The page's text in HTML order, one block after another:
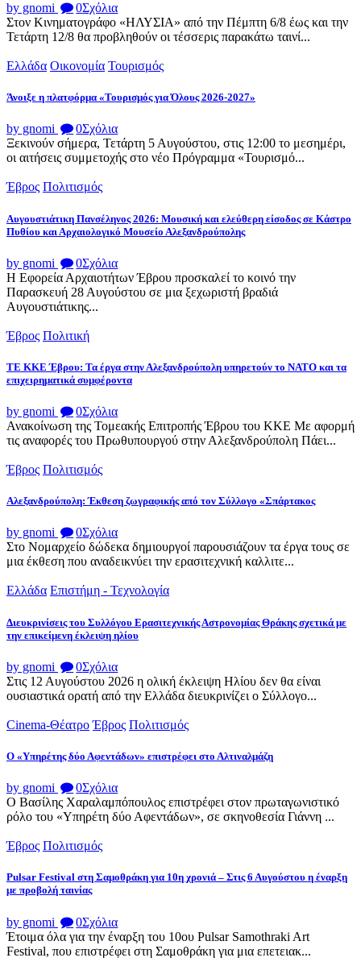
by gnomi 0Σχόλια
Στον Κινηματογράφο «ΗΛΥΣΙΑ» από την Πέμπτη 6/8 έως και την
Τετάρτη 12/8 θα προβληθούν οι τέσσερις παρακάτω ταινί...
Ελλάδα Οικονομία Τουρισμός
Άνοιξε η πλατφόρμα «Τουρισμός για Όλους 2026-2027»
by gnomi 0Σχόλια
Ξεκινούν σήμερα, Τετάρτη 5 Αυγούστου, στις 12:00 το μεσημέρι,
οι αιτήσεις συμμετοχής στο νέο Πρόγραμμα «Τουρισμό...
Έβρος Πολιτισμός
Αυγουστιάτικη Πανσέληνος 2026: Μουσική και ελεύθερη είσοδος σε Κάστρο
Πυθίου και Αρχαιολογικό Μουσείο Αλεξανδρούπολης
by gnomi 0Σχόλια
Η Εφορεία Αρχαιοτήτων Έβρου προσκαλεί το κοινό την
Παρασκευή 28 Αυγούστου σε μια ξεχωριστή βραδιά
Αυγουστιάτικης...
Έβρος Πολιτική
ΤΕ ΚΚΕ Έβρου: Τα έργα στην Αλεξανδρούπολη υπηρετούν το ΝΑΤΟ και τα
επιχειρηματικά συμφέροντα
by gnomi 0Σχόλια
Ανακοίνωση της Τομεακής Επιτροπής Έβρου του ΚΚΕ Με αφορμή
τις αναφορές του Πρωθυπουργού στην Αλεξανδρούπολη Πάει...
Έβρος Πολιτισμός
Αλεξανδρούπολη: Έκθεση ζωγραφικής από τον Σύλλογο «Σπάρτακος
by gnomi 0Σχόλια
Στο Νομαρχείο δώδεκα δημιουργοί παρουσιάζουν τα έργα τους σε
μια έκθεση που αναδεικνύει την ερασιτεχνική καλλιτε...
Ελλάδα Επιστήμη - Τεχνολογία
Διευκρινίσεις του Συλλόγου Ερασιτεχνικής Αστρονομίας Θράκης σχετικά με
την επικείμενη έκλειψη ηλίου
by gnomi 0Σχόλια
Στις 12 Αυγούστου 2026 η ολική έκλειψη Ηλίου δεν θα είναι
ουσιαστικά ορατή από την Ελλάδα διευκρινίζει ο Σύλλογο...
Cinema-Θέατρο Έβρος Πολιτισμός
Ο «Υπηρέτης δύο Αφεντάδων» επιστρέφει στο Αλτιναλμάζη
by gnomi 0Σχόλια
Ο Βασίλης Χαραλαμπόπουλος επιστρέφει στον πρωταγωνιστικό
ρόλο του «Υπηρέτη δύο Αφεντάδων», σε σκηνοθεσία Γιάννη ...
Έβρος Πολιτισμός
Pulsar Festival στη Σαμοθράκη για 10η χρονιά – Στις 6 Αυγούστου η έναρξη
με προβολή ταινίας
by gnomi 0Σχόλια
Έτοιμα όλα για την έναρξη του 10ου Pulsar Samothraki Art
Festival, που επιστρέφει στη Σαμοθράκη για μια επετειακ...